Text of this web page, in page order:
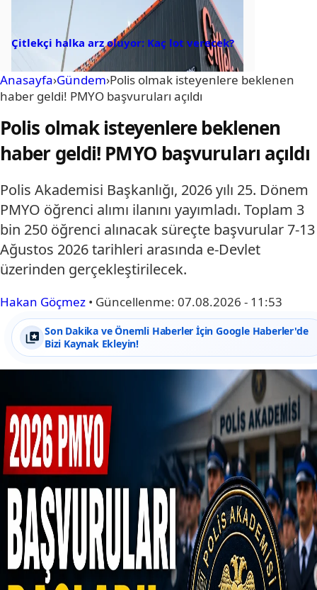
Çitlekçi halka arz oluyor: Kaç lot verecek?
Anasayfa›Gündem›Polis olmak isteyenlere beklenen
haber geldi! PMYO başvuruları açıldı
Polis olmak isteyenlere beklenen
haber geldi! PMYO başvuruları açıldı
Polis Akademisi Başkanlığı, 2026 yılı 25. Dönem
PMYO öğrenci alımı ilanını yayımladı. Toplam 3
bin 250 öğrenci alınacak süreçte başvurular 7-13
Ağustos 2026 tarihleri arasında e-Devlet
üzerinden gerçekleştirilecek.
Hakan Göçmez • Güncellenme: 07.08.2026 - 11:53
Son Dakika ve Önemli Haberler İçin Google Haberler'de
Bizi Kaynak Ekleyin!